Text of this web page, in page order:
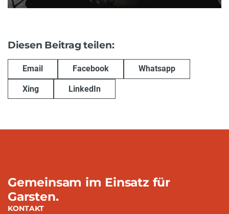
Diesen Beitrag teilen:
Email Facebook Whatsapp
Xing LinkedIn
Gemeinsam im Einsatz für
Garsten.
KONTAKT